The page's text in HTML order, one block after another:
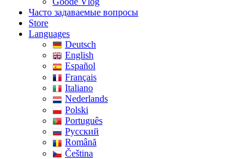
Часто задаваемые вопросы
Store
Languages
Deutsch
English
Español
Français
Italiano
Nederlands
Polski
Português
Pусский
Română
Čeština